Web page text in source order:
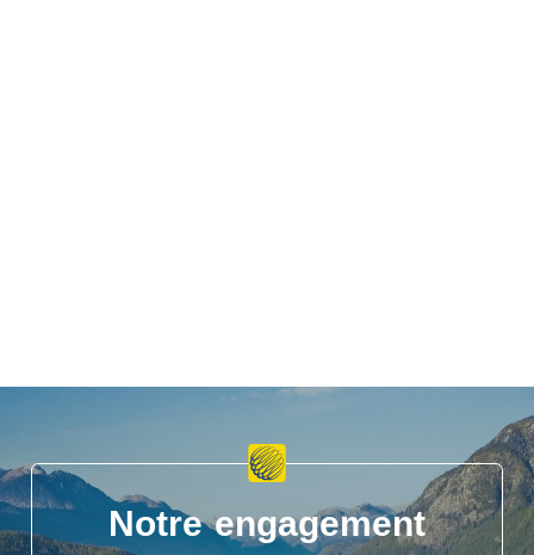
Notre engagement